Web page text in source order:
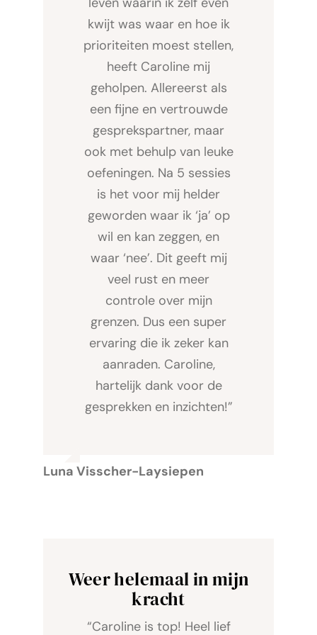
kwijt was waar en hoe ik
prioriteiten moest stellen,
heeft Caroline mij
geholpen. Allereerst als
een fijne en vertrouwde
gesprekspartner, maar
ook met behulp van leuke
oefeningen. Na 5 sessies
is het voor mij helder
geworden waar ik ‘ja’ op
wil en kan zeggen, en
waar ‘nee’. Dit geeft mij
veel rust en meer
controle over mijn
grenzen. Dus een super
ervaring die ik zeker kan
aanraden. Caroline,
hartelijk dank voor de
gesprekken en inzichten!”
Luna Visscher-Laysiepen
Weer helemaal in mijn
kracht
“Caroline is top! Heel lief